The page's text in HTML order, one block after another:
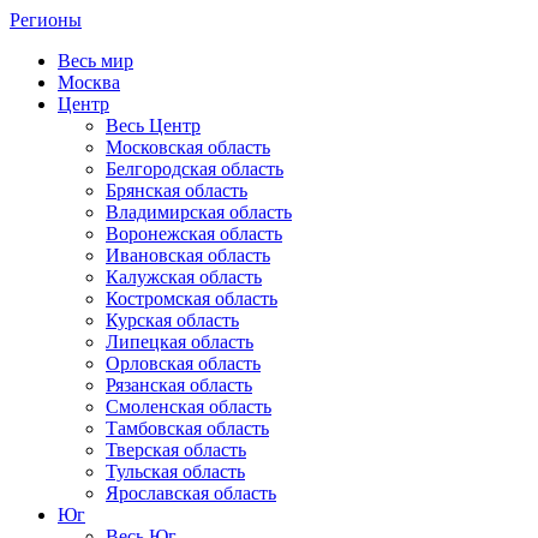
Регионы
Весь мир
Москва
Центр
Весь Центр
Московская область
Белгородская область
Брянская область
Владимирская область
Воронежская область
Ивановская область
Калужская область
Костромская область
Курская область
Липецкая область
Орловская область
Рязанская область
Смоленская область
Тамбовская область
Тверская область
Тульская область
Ярославская область
Юг